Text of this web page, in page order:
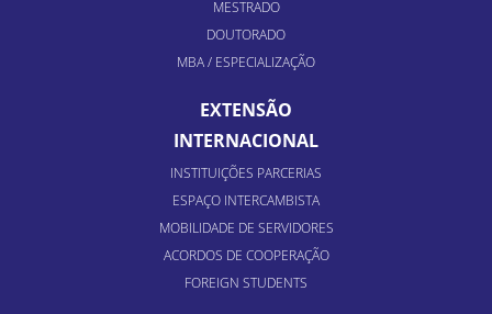
MESTRADO
DOUTORADO
MBA / ESPECIALIZAÇÃO
EXTENSÃO
INTERNACIONAL
INSTITUIÇÕES PARCERIAS
ESPAÇO INTERCAMBISTA
MOBILIDADE DE SERVIDORES
ACORDOS DE COOPERAÇÃO
FOREIGN STUDENTS